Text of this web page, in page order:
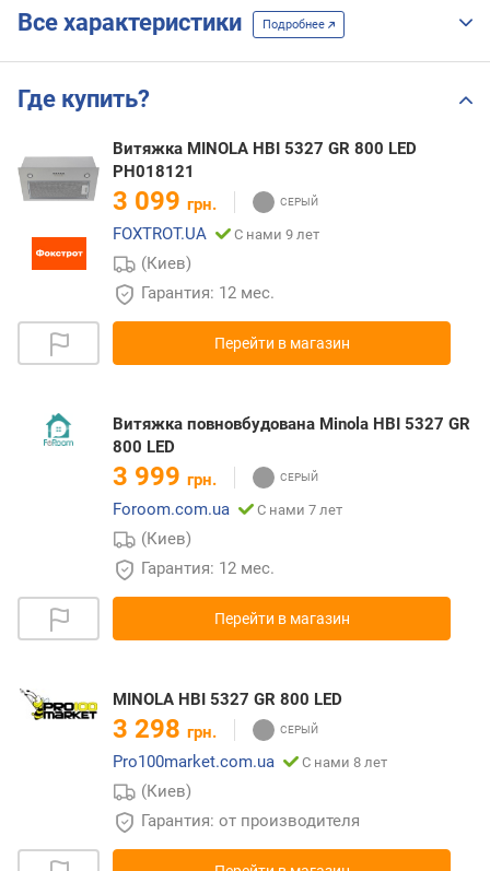
Все характеристики Подробнее
Где купить?
Витяжка MINOLA HBI 5327 GR 800 LED
РН018121
3 099 грн.
FOXTROT.UA
С нами 9 лет
(Киев)
Гарантия: 12 мес.
Перейти в магазин
Витяжка повновбудована Minola HBI 5327 GR
800 LED
3 999 грн.
Foroom.com.ua
С нами 7 лет
(Киев)
Гарантия: 12 мес.
Перейти в магазин
MINOLA HBI 5327 GR 800 LED
3 298 грн.
Pro100market.com.ua
С нами 8 лет
(Киев)
Гарантия: от производителя